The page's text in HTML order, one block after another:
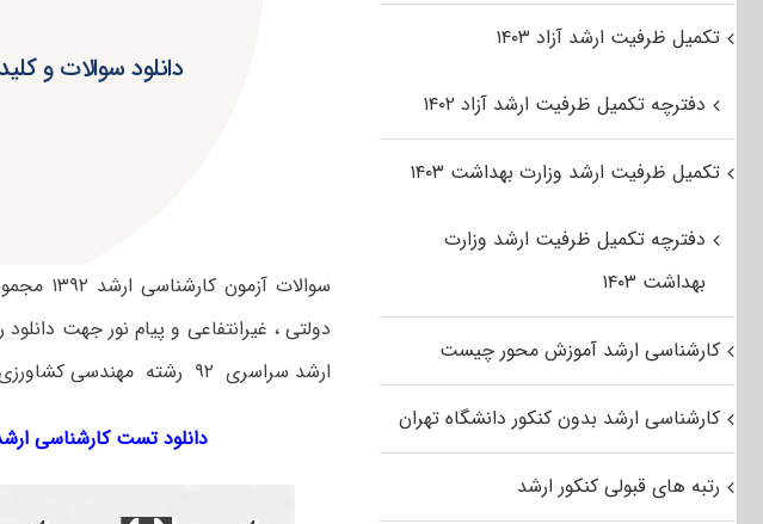
دانلود سوالات و کلید کنکور ارشد
دولتی ، غیرانتفاعی و پیام نور جهت
ارشد سراسری ۹۲ رشته مهندسی کشاورزی دام و طیور از لینک زیر استفاده کنید.
دانلود تست کارشناسی ارشد ۹۲ مهندسی کشاورزی دام و طیور کد
تکمیل ظرفیت ارشد آزاد ۱۴۰۳
دفترچه تکمیل ظرفیت ارشد آزاد ۱۴۰۲
تکمیل ظرفیت ارشد وزارت بهداشت ۱۴۰۳
دفترچه تکمیل ظرفیت ارشد وزارت
بهداشت ۱۴۰۳
کارشناسی ارشد آموزش محور چیست
کارشناسی ارشد بدون کنکور دانشگاه تهران
رتبه های قبولی کنکور ارشد